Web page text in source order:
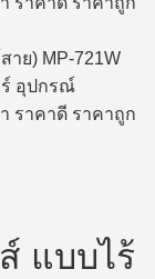
แบบไร้